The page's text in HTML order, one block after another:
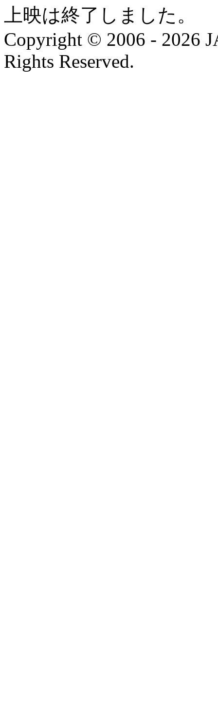
上映は終了しました。
Copyright © 2006 - 2026
Rights Reserved.